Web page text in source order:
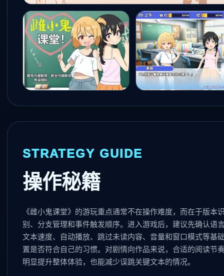
STRATEGY GUIDE
操作秘籍
《雌小鬼课堂》的游玩重点通常不在操作难度，而在于版本
别、分支管理和事件触发顺序。进入游戏后，建议先确认语
文本速度、自动播放、跳过未读内容、音量和窗口模式等基
置是否符合自己的习惯。对剧情向作品来说，合适的阅读节
明显提升整体体验，也能减少误跳关键文本的情况。